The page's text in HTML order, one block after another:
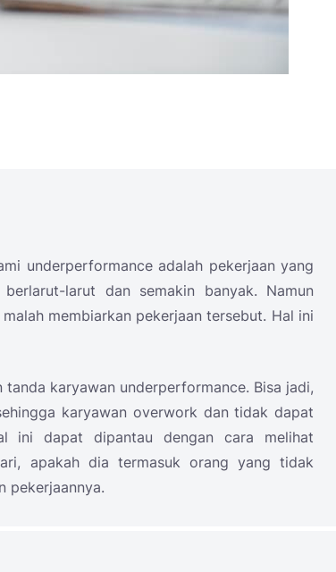
underperformance adalah pekerjaan yang
larut dan semakin banyak. Namun
membiarkan pekerjaan tersebut. Hal ini
karyawan underperformance. Bisa jadi,
karyawan overwork dan tidak dapat
ini dapat dipantau dengan cara melihat
apakah dia termasuk orang yang tidak
pekerjaannya.